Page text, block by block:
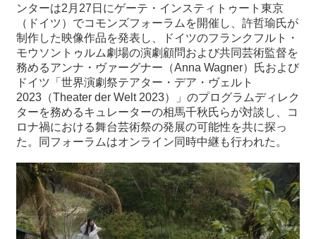
新
情
報
と
申
込
過
去
行
事
台
ンターは2月27日にゲーテ・インスティトゥート東京
（ドイツ）でコモンズフォーラムを開催し、許哲瑜氏が
制作した映像作品を発表し、ドイツのフランクフルト・
モウソントゥルム劇場の演劇顧問および共同芸術監督を
務めるアンナ・ヴァーグナー（Anna Wagner）氏および
ドイツ「世界演劇祭テアター・デア・ヴェルト
2023（Theater der Welt 2023）」のプログラムディレク
ターを務めるキュレーターの相馬千秋氏らが対談し、コ
ロナ禍における舞台芸術祭の発展の可能性を共に探っ
た。同フォーラムはオンライン同時中継も行われた。